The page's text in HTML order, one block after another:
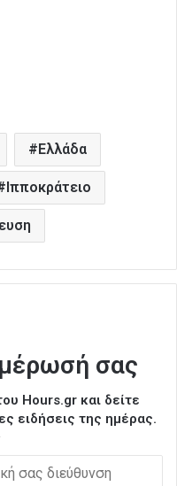
Ελλάδα
Ιπποκράτειο
σας
Hours.gr και δείτε
ειδήσεις της ημέρας.